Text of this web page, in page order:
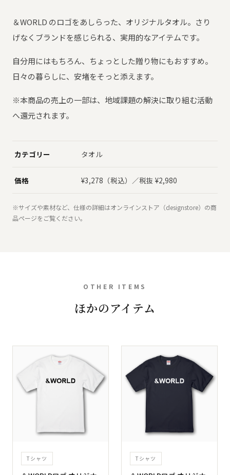
＆WORLD のロゴをあしらった、オリジナルタオル。さり
げなくブランドを感じられる、実用的なアイテムです。
自分用にはもちろん、ちょっとした贈り物にもおすすめ。
日々の暮らしに、安堵をそっと添えます。
※本商品の売上の一部は、地域課題の解決に取り組む活動
へ還元されます。
カテゴリー タオル
価格 ¥3,278（税込）／税抜 ¥2,980
※サイズや素材など、仕様の詳細はオンラインストア（designstore）の商
品ページをご覧ください。
OTHER ITEMS
ほかのアイテム
Tシャツ Tシャツ